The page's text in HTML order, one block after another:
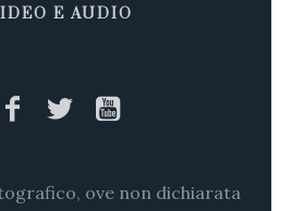
E AUDIO
ove non dichiarata